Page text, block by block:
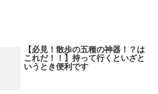
【必見！散歩の五種の神器！？は
これだ！！】持って行くといざと
いうとき便利です